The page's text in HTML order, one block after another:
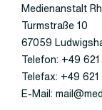
Medienanstalt
Turmstraße 10
67059
Telefon: +49
Telefax: +49
E-Mail: